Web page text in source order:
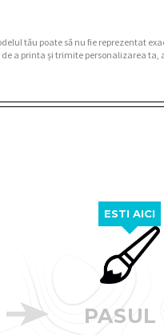
tău poate să nu fie reprezentat
a printa și trimite personalizarea ta,
ESTI AICI
PASUL